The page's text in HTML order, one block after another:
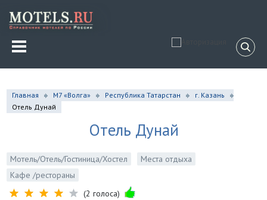
Главная М7 «Волга» Республика Татарстан
г. Казань
Отель Дунай
Отель Дунай
Мотель/Отель/Гостиница/Хостел
Места отдыха
Кафе /рестораны
(2 голоса)